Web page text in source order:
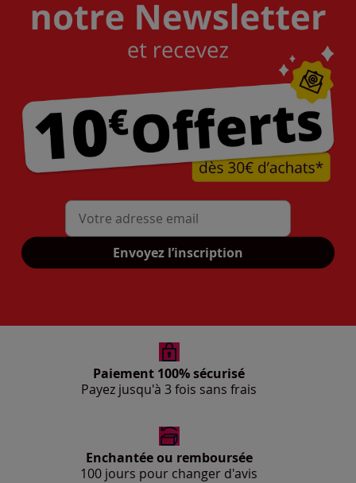
Mon adresse mail
Envoyez l’inscription
Paiement 100% sécurisé
Payez jusqu'à 3 fois sans frais
Enchantée ou remboursée
100 jours pour changer d'avis